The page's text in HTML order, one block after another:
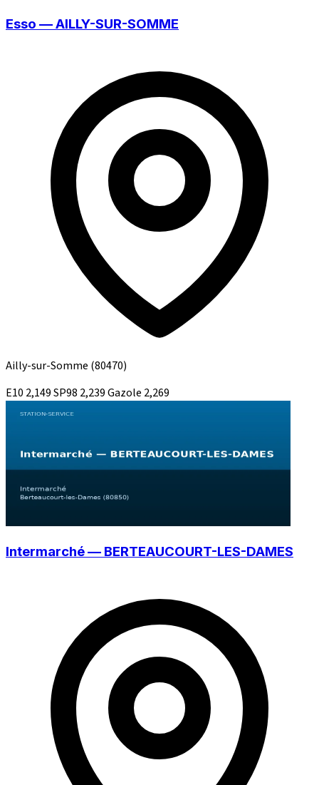
Esso — AILLY-SUR-SOMME
Ailly-sur-Somme (80470)
E10 2,149SP98 2,239Gazole 2,269
Intermarché — BERTEAUCOURT-LES-DAMES